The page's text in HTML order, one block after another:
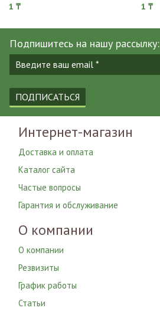
1 ₸
1 ₸
Подпишитесь на нашу рассылку:
ПОДПИСАТЬСЯ
Интернет-магазин
Доставка и оплата
Каталог сайта
Частые вопросы
Гарантия и обслуживание
О компании
О компании
Резвизиты
График работы
Статьи